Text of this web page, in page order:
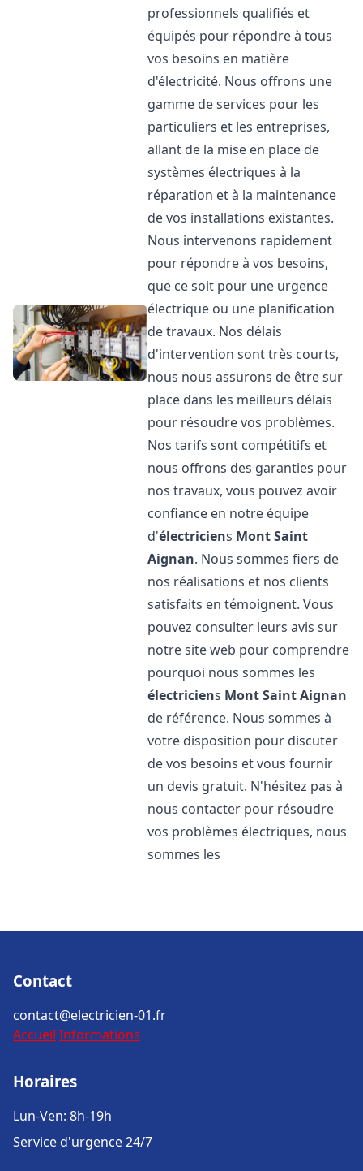
professionnels qualifiés et
équipés pour répondre à tous
vos besoins en matière
d'électricité. Nous offrons une
gamme de services pour les
particuliers et les entreprises,
allant de la mise en place de
systèmes électriques à la
réparation et à la maintenance
de vos installations existantes.
Nous intervenons rapidement
pour répondre à vos besoins,
que ce soit pour une urgence
électrique ou une planification
de travaux. Nos délais
d'intervention sont très courts,
nous nous assurons de être sur
place dans les meilleurs délais
pour résoudre vos problèmes.
Nos tarifs sont compétitifs et
nous offrons des garanties pour
nos travaux, vous pouvez avoir
confiance en notre équipe
d'électriciens Mont Saint
Aignan. Nous sommes fiers de
nos réalisations et nos clients
satisfaits en témoignent. Vous
pouvez consulter leurs avis sur
notre site web pour comprendre
pourquoi nous sommes les
électriciens Mont Saint Aignan
de référence. Nous sommes à
votre disposition pour discuter
de vos besoins et vous fournir
un devis gratuit. N'hésitez pas à
nous contacter pour résoudre
vos problèmes électriques, nous
sommes les
Contact
contact@electricien-01.fr
Accueil Informations
Horaires
Lun-Ven: 8h-19h
Service d'urgence 24/7